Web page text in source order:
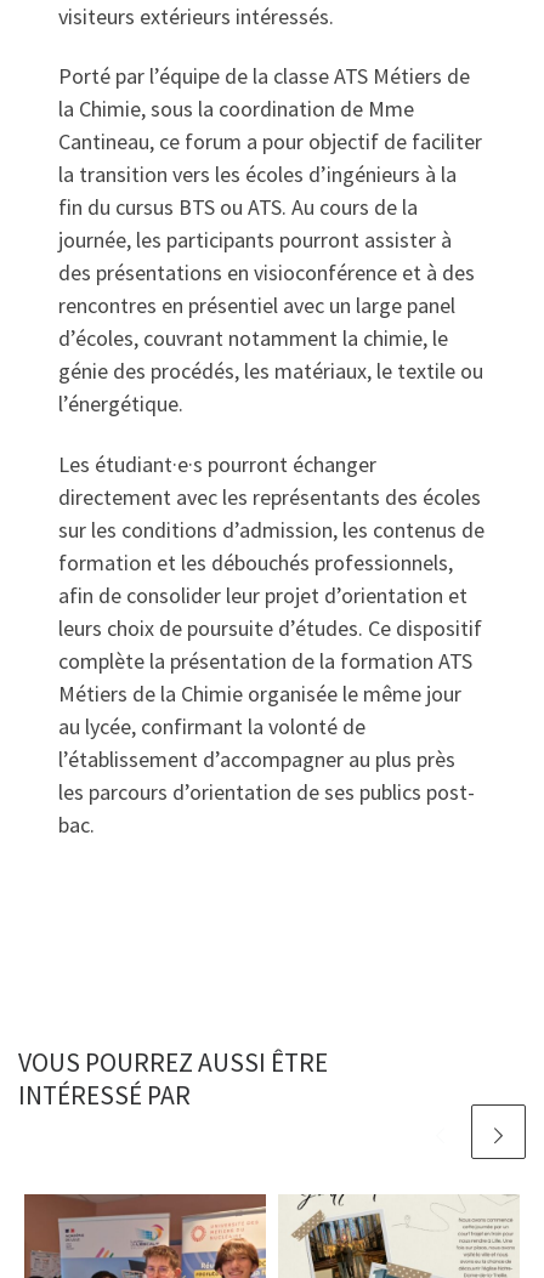
visiteurs extérieurs intéressés.​
Porté par l’équipe de la classe ATS Métiers de
la Chimie, sous la coordination de Mme
Cantineau, ce forum a pour objectif de faciliter
la transition vers les écoles d’ingénieurs à la
fin du cursus BTS ou ATS. Au cours de la
journée, les participants pourront assister à
des présentations en visioconférence et à des
rencontres en présentiel avec un large panel
d’écoles, couvrant notamment la chimie, le
génie des procédés, les matériaux, le textile ou
l’énergétique.​
Les étudiant·e·s pourront échanger
directement avec les représentants des écoles
sur les conditions d’admission, les contenus de
formation et les débouchés professionnels,
afin de consolider leur projet d’orientation et
leurs choix de poursuite d’études. Ce dispositif
complète la présentation de la formation ATS
Métiers de la Chimie organisée le même jour
au lycée, confirmant la volonté de
l’établissement d’accompagner au plus près
les parcours d’orientation de ses publics post-
bac.
VOUS POURREZ AUSSI ÊTRE
INTÉRESSÉ PAR